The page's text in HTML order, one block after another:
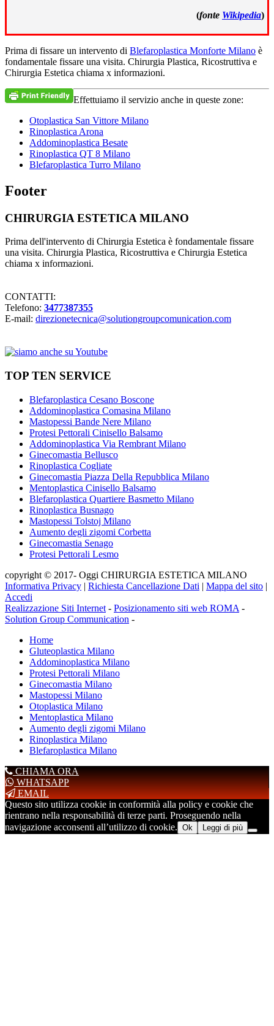
(fonte Wikipedia)
Prima di fissare un intervento di Blefaroplastica Monforte Milano è
fondamentale fissare una visita. Chirurgia Plastica, Ricostruttiva e
Chirurgia Estetica chiama x informazioni.
Effettuiamo il servizio anche in queste zone:
Otoplastica San Vittore Milano
Rinoplastica Arona
Addominoplastica Besate
Rinoplastica QT 8 Milano
Blefaroplastica Turro Milano
Footer
CHIRURGIA ESTETICA MILANO
Prima dell'intervento di Chirurgia Estetica è fondamentale fissare
una visita. Chirurgia Plastica, Ricostruttiva e Chirurgia Estetica
chiama x informazioni.
CONTATTI:
Telefono: 3477387355
E-mail: direzionetecnica@solutiongroupcomunication.com
TOP TEN SERVICE
Blefaroplastica Cesano Boscone
Addominoplastica Comasina Milano
Mastopessi Bande Nere Milano
Protesi Pettorali Cinisello Balsamo
Addominoplastica Via Rembrant Milano
Ginecomastia Bellusco
Rinoplastica Cogliate
Ginecomastia Piazza Della Repubblica Milano
Mentoplastica Cinisello Balsamo
Blefaroplastica Quartiere Basmetto Milano
Rinoplastica Busnago
Mastopessi Tolstoj Milano
Aumento degli zigomi Corbetta
Ginecomastia Senago
Protesi Pettorali Lesmo
copyright © 2017- Oggi CHIRURGIA ESTETICA MILANO
Informativa Privacy | Richiesta Cancellazione Dati | Mappa del sito |
Accedi
Realizzazione Siti Internet - Posizionamento siti web ROMA -
Solution Group Communication -
Home
Gluteoplastica Milano
Addominoplastica Milano
Protesi Pettorali Milano
Ginecomastia Milano
Mastopessi Milano
Otoplastica Milano
Mentoplastica Milano
Aumento degli zigomi Milano
Rinoplastica Milano
Blefaroplastica Milano
CHIAMA ORA
WHATSAPP
EMAIL
Questo sito utilizza cookie in conformità alla policy e cookie che
rientrano nella responsabilità di terze parti. Proseguendo nella
navigazione acconsenti all’utilizzo di cookie. Ok Leggi di più